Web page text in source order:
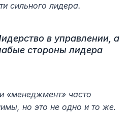
сильного лидера.
в управлении, а
стороны лидера
«менеджмент» часто
но это не одно и то же.